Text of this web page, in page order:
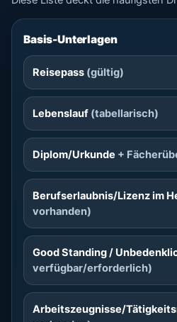
Basis-Unterlagen
Reisepass (gültig)
Lebenslauf (tabellarisch)
Diplom/Urkunde +
Berufserlaubnis/Lizenz im
vorhanden)
Good Standing /
verfügbar/erforderlich)
Arbeitszeugnisse/